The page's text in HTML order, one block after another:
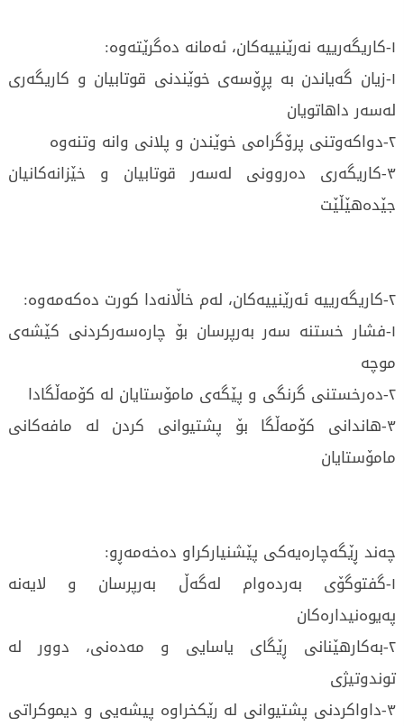
١-کاریگەرییە نەرێنییەکان، ئەمانە دەگرێتەوە:
١-زیان گەیاندن بە پڕۆسەی خوێندنی قوتابیان و کاریگەری
لەسەر داهاتویان
٢-دواکەوتنی پرۆگرامی خوێندن و پلانی وانە وتنەوە
٣-کاریگەری دەروونی لەسەر قوتابیان و خێزانەکانیان
جێدەهێڵێت
٢-کاریگەرییە ئەرێنییەکان، لەم خاڵانەدا کورت دەکەمەوە:
١-فشار خستنە سەر بەرپرسان بۆ چارەسەرکردنی کێشەی
موچە
٢-دەرخستنی گرنگی و پێگەی مامۆستایان لە کۆمەڵگادا
٣-هاندانی کۆمەڵگا بۆ پشتیوانی کردن لە مافەکانی
مامۆستایان
چەند ڕێگەچارەیەکی پێشنیارکراو دەخەمەڕو:
١-گفتوگۆی بەردەوام لەگەڵ بەرپرسان و لایەنە
پەیوەنیدارەکان
٢-بەکارهێنانی ڕێگای یاسایی و مەدەنی، دوور لە
توندوتیژی
٣-داواکردنی پشتیوانی لە رێکخراوە پیشەیی و دیموکراتی